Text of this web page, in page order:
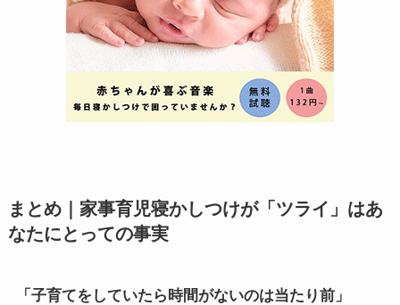
まとめ｜家事育児寝かしつけが「ツライ」はあ
なたにとっての事実
「子育てをしていたら時間がないのは当たり前」